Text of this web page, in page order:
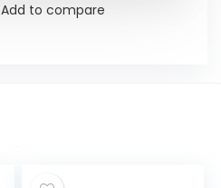
Add to compare